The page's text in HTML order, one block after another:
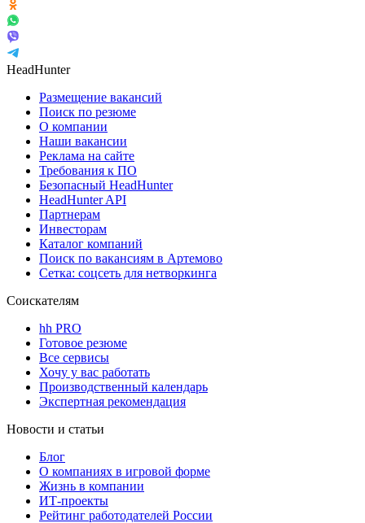
HeadHunter
Размещение вакансий
Поиск по резюме
О компании
Наши вакансии
Реклама на сайте
Требования к ПО
Безопасный HeadHunter
HeadHunter API
Партнерам
Инвесторам
Каталог компаний
Поиск по вакансиям в Артемово
Сетка: соцсеть для нетворкинга
Соискателям
hh PRO
Готовое резюме
Все сервисы
Хочу у вас работать
Производственный календарь
Экспертная рекомендация
Новости и статьи
Блог
О компаниях в игровой форме
Жизнь в компании
ИТ-проекты
Рейтинг работодателей России